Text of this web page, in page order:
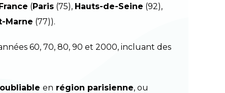
(Paris (75), Hauts-de-Seine (92),
Marne (77)).
60, 70, 80, 90 et 2000, incluant des
en région parisienne, ou